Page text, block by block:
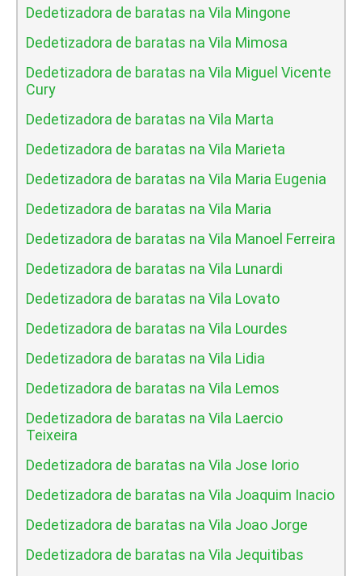
Dedetizadora de baratas na Vila Mingone
Dedetizadora de baratas na Vila Mimosa
Dedetizadora de baratas na Vila Miguel Vicente
Cury
Dedetizadora de baratas na Vila Marta
Dedetizadora de baratas na Vila Marieta
Dedetizadora de baratas na Vila Maria Eugenia
Dedetizadora de baratas na Vila Maria
Dedetizadora de baratas na Vila Manoel Ferreira
Dedetizadora de baratas na Vila Lunardi
Dedetizadora de baratas na Vila Lovato
Dedetizadora de baratas na Vila Lourdes
Dedetizadora de baratas na Vila Lidia
Dedetizadora de baratas na Vila Lemos
Dedetizadora de baratas na Vila Laercio
Teixeira
Dedetizadora de baratas na Vila Jose Iorio
Dedetizadora de baratas na Vila Joaquim Inacio
Dedetizadora de baratas na Vila Joao Jorge
Dedetizadora de baratas na Vila Jequitibas